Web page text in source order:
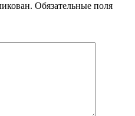
Обязательные поля